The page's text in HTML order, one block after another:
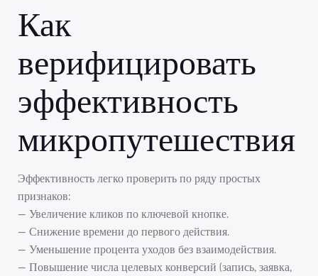
Как
верифицировать
эффективность
микропутешествия
Эффективность легко проверить по ряду простых
признаков:
— Увеличение кликов по ключевой кнопке.
— Снижение времени до первого действия.
— Уменьшение процента уходов без взаимодействия.
— Повышение числа целевых конверсий (запись, заявка,